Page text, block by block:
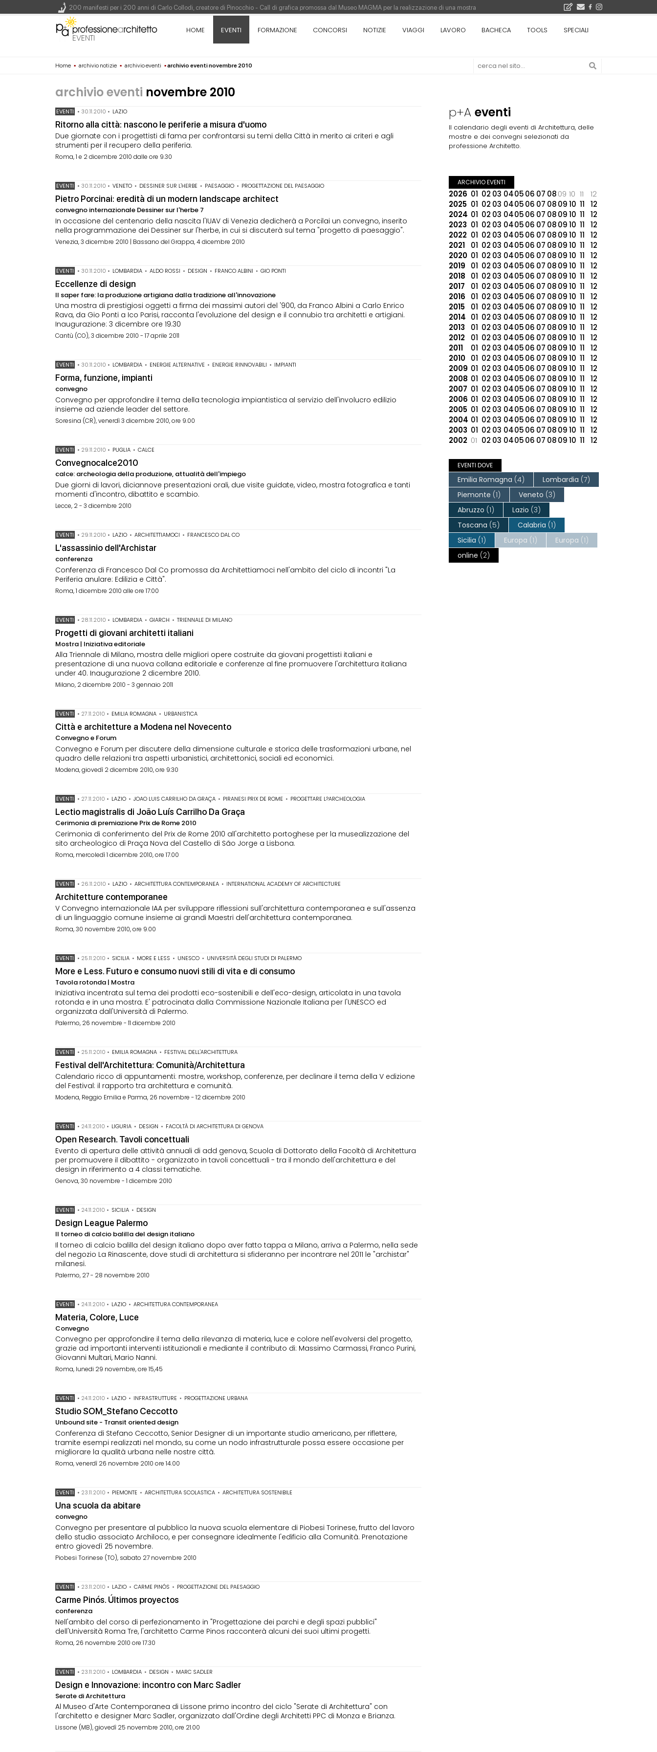
EVENTI
HOME EVENTI FORMAZIONE CONCORSI NOTIZIE VIAGGI LAVORO BACHECA TOOLS SPECIALI
Home ▪ archivio notizie ▪ archivio eventi ▪archivio eventi novembre 2010
archivio eventi novembre 2010
EVENTI • 30.11.2010 • LAZIO
Ritorno alla città: nascono le periferie a misura d'uomo
Due giornate con i progettisti di fama per confrontarsi su temi della Città in merito ai criteri e agli
strumenti per il recupero della periferia.
Roma, 1 e 2 dicembre 2010 dalle ore 9.30
EVENTI • 30.11.2010 • VENETO • DESSINER SUR L'HERBE • PAESAGGIO • PROGETTAZIONE DEL PAESAGGIO
Pietro Porcinai: eredità di un modern landscape architect
convegno internazionale Dessiner sur l'herbe 7
In occasione del centenario della nascita l'IUAV di Venezia dedicherà a Porcilai un convegno, inserito
nella programmazione dei Dessiner sur l'herbe, in cui si discuterà sul tema "progetto di paesaggio".
Venezia, 3 dicembre 2010 | Bassano del Grappa, 4 dicembre 2010
EVENTI • 30.11.2010 • LOMBARDIA • ALDO ROSSI • DESIGN • FRANCO ALBINI • GIO PONTI
Eccellenze di design
Il saper fare: la produzione artigiana dalla tradizione all'innovazione
Una mostra di prestigiosi oggetti a firma dei massimi autori del '900, da Franco Albini a Carlo Enrico
Rava, da Gio Ponti a Ico Parisi, racconta l'evoluzione del design e il connubio tra architetti e artigiani.
Inaugurazione: 3 dicembre ore 19.30
Cantù (CO), 3 dicembre 2010 - 17 aprile 2011
EVENTI • 30.11.2010 • LOMBARDIA • ENERGIE ALTERNATIVE • ENERGIE RINNOVABILI • IMPIANTI
Forma, funzione, impianti
convegno
Convegno per approfondire il tema della tecnologia impiantistica al servizio dell'involucro edilizio
insieme ad aziende leader del settore.
Soresina (CR), venerdì 3 dicembre 2010, ore 9.00
EVENTI • 29.11.2010 • PUGLIA • CALCE
Convegnocalce2010
calce: archeologia della produzione, attualità dell'impiego
Due giorni di lavori, diciannove presentazioni orali, due visite guidate, video, mostra fotografica e tanti
momenti d'incontro, dibattito e scambio.
Lecce, 2 - 3 dicembre 2010
EVENTI • 29.11.2010 • LAZIO • ARCHITETTIAMOCI • FRANCESCO DAL CO
L'assassinio dell'Archistar
conferenza
Conferenza di Francesco Dal Co promossa da Architettiamoci nell'ambito del ciclo di incontri "La
Periferia anulare: Edilizia e Città".
Roma, 1 dicembre 2010 alle ore 17:00
EVENTI • 28.11.2010 • LOMBARDIA • GIARCH • TRIENNALE DI MILANO
Progetti di giovani architetti italiani
Mostra | Iniziativa editoriale
Alla Triennale di Milano, mostra delle migliori opere costruite da giovani progettisti italiani e
presentazione di una nuova collana editoriale e conferenze al fine promuovere l'architettura italiana
under 40. Inaugurazione 2 dicembre 2010.
Milano, 2 dicembre 2010 - 3 gennaio 2011
EVENTI • 27.11.2010 • EMILIA ROMAGNA • URBANISTICA
Città e architetture a Modena nel Novecento
Convegno e Forum
Convegno e Forum per discutere della dimensione culturale e storica delle trasformazioni urbane, nel
quadro delle relazioni tra aspetti urbanistici, architettonici, sociali ed economici.
Modena, giovedì 2 dicembre 2010, ore 9:30
EVENTI • 27.11.2010 • LAZIO • JOAO LUIS CARRILHO DA GRAÇA • PIRANESI PRIX DE ROME • PROGETTARE L?ARCHEOLOGIA
Lectio magistralis di João Luís Carrilho Da Graça
Cerimonia di premiazione Prix de Rome 2010
Cerimonia di conferimento del Prix de Rome 2010 all'architetto portoghese per la musealizzazione del
sito archeologico di Praça Nova del Castello di São Jorge a Lisbona.
Roma, mercoledì 1 dicembre 2010, ore 17.00
EVENTI • 26.11.2010 • LAZIO • ARCHITETTURA CONTEMPORANEA • INTERNATIONAL ACADEMY OF ARCHITECTURE
Architetture contemporanee
V Convegno internazionale IAA per sviluppare riflessioni sull'architettura contemporanea e sull'assenza
di un linguaggio comune insieme ai grandi Maestri dell'architettura contemporanea.
Roma, 30 novembre 2010, ore 9.00
EVENTI • 25.11.2010 • SICILIA • MORE E LESS • UNESCO • UNIVERSITÀ DEGLI STUDI DI PALERMO
More e Less. Futuro e consumo nuovi stili di vita e di consumo
Tavola rotonda | Mostra
Iniziativa incentrata sul tema dei prodotti eco-sostenibili e dell'eco-design, articolata in una tavola
rotonda e in una mostra. E' patrocinata dalla Commissione Nazionale Italiana per l'UNESCO ed
organizzata dall'Università di Palermo.
Palermo, 26 novembre - 11 dicembre 2010
EVENTI • 25.11.2010 • EMILIA ROMAGNA • FESTIVAL DELL'ARCHITETTURA
Festival dell'Architettura: Comunità/Architettura
Calendario ricco di appuntamenti: mostre, workshop, conferenze, per declinare il tema della V edizione
del Festival: il rapporto tra architettura e comunità.
Modena, Reggio Emilia e Parma, 26 novembre - 12 dicembre 2010
EVENTI • 24.11.2010 • LIGURIA • DESIGN • FACOLTÀ DI ARCHITETTURA DI GENOVA
Open Research. Tavoli concettuali
Evento di apertura delle attività annuali di add genova, Scuola di Dottorato della Facoltà di Architettura
per promuovere il dibattito - organizzato in tavoli concettuali - tra il mondo dell'architettura e del
design in riferimento a 4 classi tematiche.
Genova, 30 novembre - 1 dicembre 2010
EVENTI • 24.11.2010 • SICILIA • DESIGN
Design League Palermo
Il torneo di calcio balilla del design italiano
Il torneo di calcio balilla del design italiano dopo aver fatto tappa a Milano, arriva a Palermo, nella sede
del negozio La Rinascente, dove studi di architettura si sfideranno per incontrare nel 2011 le "archistar"
milanesi.
Palermo, 27 - 28 novembre 2010
EVENTI • 24.11.2010 • LAZIO • ARCHITETTURA CONTEMPORANEA
Materia, Colore, Luce
Convegno
Convegno per approfondire il tema della rilevanza di materia, luce e colore nell'evolversi del progetto,
grazie ad importanti interventi istituzionali e mediante il contributo di: Massimo Carmassi, Franco Purini,
Giovanni Multari, Mario Nanni.
Roma, lunedi 29 novembre, ore 15,45
EVENTI • 24.11.2010 • LAZIO • INFRASTRUTTURE • PROGETTAZIONE URBANA
Studio SOM_Stefano Ceccotto
Unbound site - Transit oriented design
Conferenza di Stefano Ceccotto, Senior Designer di un importante studio americano, per riflettere,
tramite esempi realizzati nel mondo, su come un nodo infrastrutturale possa essere occasione per
migliorare la qualità urbana nelle nostre città.
Roma, venerdì 26 novembre 2010 ore 14.00
EVENTI • 23.11.2010 • PIEMONTE • ARCHITETTURA SCOLASTICA • ARCHITETTURA SOSTENIBILE
Una scuola da abitare
convegno
Convegno per presentare al pubblico la nuova scuola elementare di Piobesi Torinese, frutto del lavoro
dello studio associato Archiloco, e per consegnare idealmente l'edificio alla Comunità. Prenotazione
entro giovedì 25 novembre.
Piobesi Torinese (TO), sabato 27 novembre 2010
EVENTI • 23.11.2010 • LAZIO • CARME PINÓS • PROGETTAZIONE DEL PAESAGGIO
Carme Pinós. Últimos proyectos
conferenza
Nell'ambito del corso di perfezionamento in "Progettazione dei parchi e degli spazi pubblici"
dell'Università Roma Tre, l'architetto Carme Pinos racconterà alcuni dei suoi ultimi progetti.
Roma, 26 novembre 2010 ore 17.30
EVENTI • 23.11.2010 • LOMBARDIA • DESIGN • MARC SADLER
Design e Innovazione: incontro con Marc Sadler
Serate di Architettura
Al Museo d'Arte Contemporanea di Lissone primo incontro del ciclo "Serate di Architettura" con
l'architetto e designer Marc Sadler, organizzato dall'Ordine degli Architetti PPC di Monza e Brianza.
Lissone (MB), giovedì 25 novembre 2010, ore 21.00
p+A eventi
Il calendario degli eventi di Architettura, delle
mostre e dei convegni selezionati da
professione Architetto.
ARCHIVIO EVENTI
2026 01 02 03 040506 07 0809 10 11
12
2025 01 02 03 040506 07 080910 11
12
2024 01 02 03 040506 07 080910 11
12
2023 01 02 03 040506 07 080910 11
12
2022 01 02 03 040506 07 080910 11
12
2021
01 02 03 040506 07 080910 11
12
2020 01 02 03 040506 07 080910 11
12
2019
01 02 03 040506 07 080910 11
12
2018
01 02 03 040506 07 080910 11
12
2017
01 02 03 040506 07 080910 11
12
2016
01 02 03 040506 07 080910 11
12
2015
01 02 03 040506 07 080910 11
12
2014 01 02 03 040506 07 080910 11
12
2013
01 02 03 040506 07 080910 11
12
2012
01 02 03 040506 07 080910 11
12
2011
01 02 03 040506 07 080910 11
12
2010 01 02 03 040506 07 080910 11
12
2009 01 02 03 040506 07 080910 11
12
2008 01 02 03 040506 07 080910 11
12
2007 01 02 03 040506 07 080910 11
12
2006 01 02 03 040506 07 080910 11
12
2005 01 02 03 040506 07 080910 11
12
2004 01 02 03 040506 07 080910 11
12
2003 01 02 03 040506 07 080910 11
12
2002 01 02 03 040506 07 080910 11 12
EVENTI DOVE
Emilia Romagna (4) Lombardia (7)
Piemonte (1) Veneto (3)
Abruzzo (1) Lazio (3)
Toscana (5) Calabria (1)
Sicilia (1) Europa (1) Europa (1)
online (2)
200 manifesti per i 200 anni di Carlo Collodi, creatore di Pinocchio - Call di grafica promossa dal Museo MAGMA per la realizzazione di una mostra
La ricarica dei profumi domestici in un prodotto innovativo di design - Concorso di product design by Desall · Al vincitore un premio di 5.000 euro
Il lungomare di Nicotera si tinge di giallo: Fabrizio Ciappina vince il concorso di progettazione
Il decreto infrastrutture è legge, le novità dall'anticipazione del prezzo alla Soprintendenza speciale